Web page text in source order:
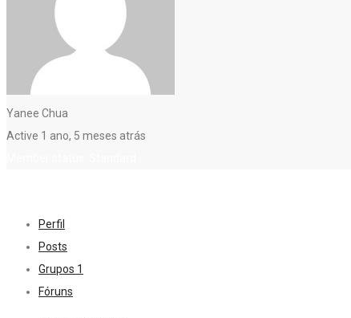
Yanee Chua
Active 1 ano, 5 meses atrás
Perfil
Posts
Grupos 1
Fóruns